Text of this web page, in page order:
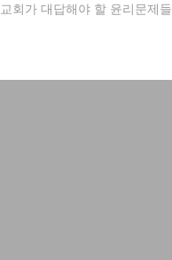
교회가 대답해야 할 윤리문제들